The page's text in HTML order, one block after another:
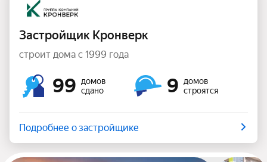
Застройщик Кронверк
строит дома с 1999 года
99
домов
сдано
9
домов
строятся
Подробнее о застройщике